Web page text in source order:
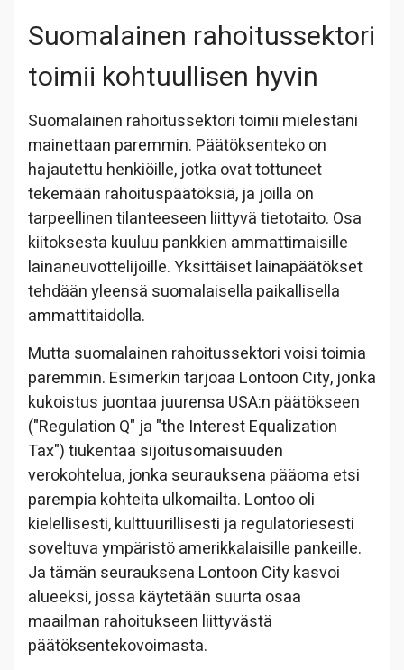
Suomalainen rahoitussektori
toimii kohtuullisen hyvin
Suomalainen rahoitussektori toimii mielestäni
mainettaan paremmin. Päätöksenteko on
hajautettu henkiöille, jotka ovat tottuneet
tekemään rahoituspäätöksiä, ja joilla on
tarpeellinen tilanteeseen liittyvä tietotaito. Osa
kiitoksesta kuuluu pankkien ammattimaisille
lainaneuvottelijoille. Yksittäiset lainapäätökset
tehdään yleensä suomalaisella paikallisella
ammattitaidolla.
Mutta suomalainen rahoitussektori voisi toimia
paremmin. Esimerkin tarjoaa Lontoon City, jonka
kukoistus juontaa juurensa USA:n päätökseen
("Regulation Q" ja "the Interest Equalization
Tax") tiukentaa sijoitusomaisuuden
verokohtelua, jonka seurauksena pääoma etsi
parempia kohteita ulkomailta. Lontoo oli
kielellisesti, kulttuurillisesti ja regulatoriesesti
soveltuva ympäristö amerikkalaisille pankeille.
Ja tämän seurauksena Lontoon City kasvoi
alueeksi, jossa käytetään suurta osaa
maailman rahoitukseen liittyvästä
päätöksentekovoimasta.